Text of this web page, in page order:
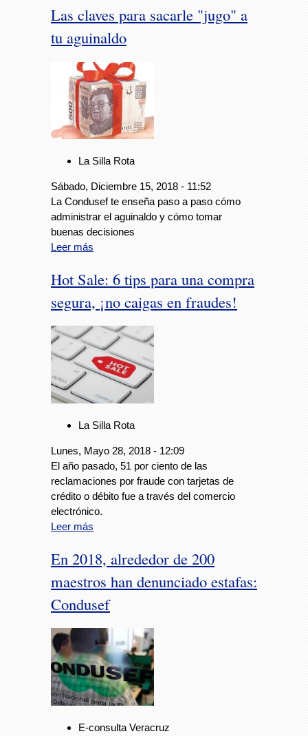
Las claves para sacarle "jugo" a
tu aguinaldo
La Silla Rota
Sábado, Diciembre 15, 2018 - 11:52
La Condusef te enseña paso a paso cómo
administrar el aguinaldo y cómo tomar
buenas decisiones
Leer más
Hot Sale: 6 tips para una compra
segura, ¡no caigas en fraudes!
La Silla Rota
Lunes, Mayo 28, 2018 - 12:09
El año pasado, 51 por ciento de las
reclamaciones por fraude con tarjetas de
crédito o débito fue a través del comercio
electrónico.
Leer más
En 2018, alrededor de 200
maestros han denunciado estafas:
Condusef
E-consulta Veracruz